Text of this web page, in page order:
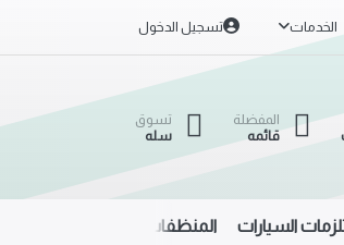
الخدمات تسجيل الدخول
المفضلة
قائمه
تسوق
سله
السيارات المنظفات